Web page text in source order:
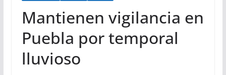
Mantienen vigilancia en
Puebla por temporal
lluvioso